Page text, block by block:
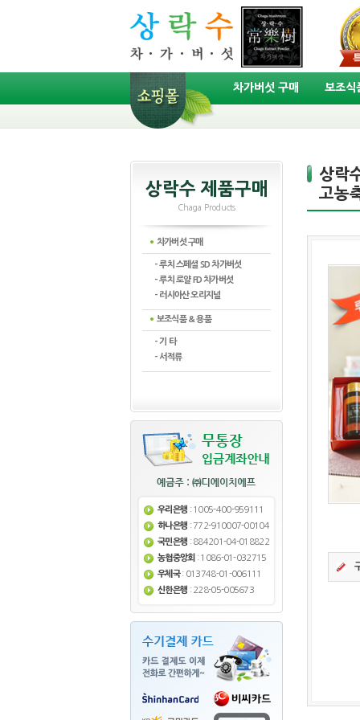
차가버섯 구매 보조식
상락수 제품구매
Chaga Products
차가버섯 구매
- 루치 스페셜 SD 차가버섯
- 루치 로얄 FD 차가버섯
- 러시아산 오리지널
보조식품 & 용품
- 기 타
- 서적류
우리은행 : 1005-400-959111
하나은행 : 772-910007-00104
국민은행 : 884201-04-018822
농협중앙회 : 1086-01-032715
우체국: 013748-01-006111
신한은행 : 228-05-005673
상락
고농